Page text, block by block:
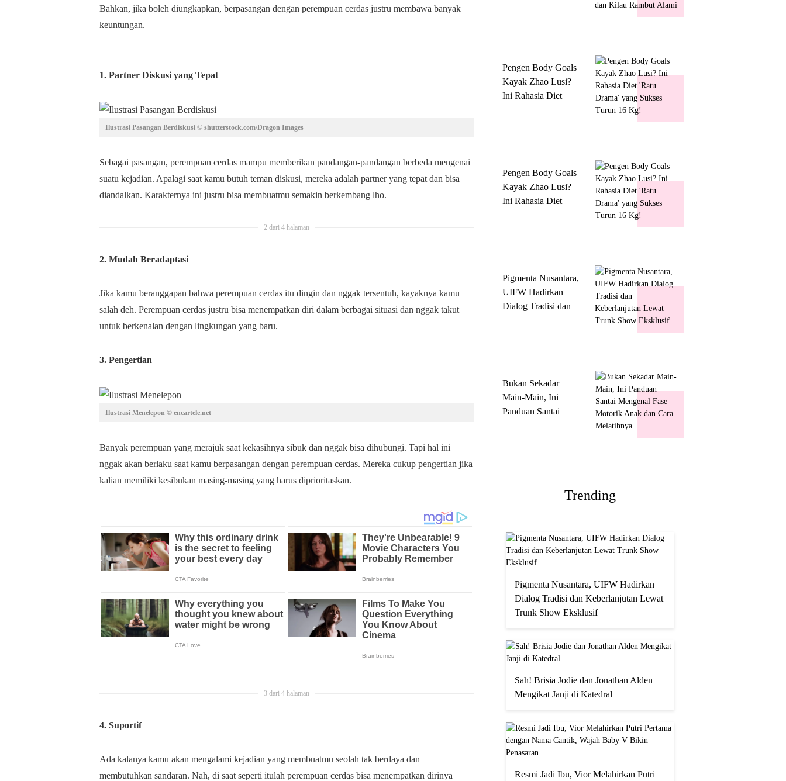
Bahkan, jika boleh diungkapkan, berpasangan dengan perempuan cerdas justru membawa banyak
keuntungan.
1. Partner Diskusi yang Tepat
Ilustrasi Pasangan Berdiskusi © shutterstock.com/Dragon Images
Sebagai pasangan, perempuan cerdas mampu memberikan pandangan-pandangan berbeda mengenai
suatu kejadian. Apalagi saat kamu butuh teman diskusi, mereka adalah partner yang tepat dan bisa
diandalkan. Karakternya ini justru bisa membuatmu semakin berkembang lho.
2 dari 4 halaman
2. Mudah Beradaptasi
Jika kamu beranggapan bahwa perempuan cerdas itu dingin dan nggak tersentuh, kayaknya kamu
salah deh. Perempuan cerdas justru bisa menempatkan diri dalam berbagai situasi dan nggak takut
untuk berkenalan dengan lingkungan yang baru.
3. Pengertian
Ilustrasi Menelepon © encartele.net
Banyak perempuan yang merajuk saat kekasihnya sibuk dan nggak bisa dihubungi. Tapi hal ini
nggak akan berlaku saat kamu berpasangan dengan perempuan cerdas. Mereka cukup pengertian jika
kalian memiliki kesibukan masing-masing yang harus diprioritaskan.
3 dari 4 halaman
4. Suportif
Ada kalanya kamu akan mengalami kejadian yang membuatmu seolah tak berdaya dan
membutuhkan sandaran. Nah, di saat seperti itulah perempuan cerdas bisa menempatkan dirinya
Pengen Body Goals
Kayak Zhao Lusi?
Ini Rahasia Diet
Pengen Body Goals
Kayak Zhao Lusi?
Ini Rahasia Diet
Pigmenta Nusantara,
UIFW Hadirkan
Dialog Tradisi dan
Bukan Sekadar
Main-Main, Ini
Panduan Santai
Trending
Pigmenta Nusantara, UIFW Hadirkan
Dialog Tradisi dan Keberlanjutan Lewat
Trunk Show Eksklusif
Sah! Brisia Jodie dan Jonathan Alden
Mengikat Janji di Katedral
Resmi Jadi Ibu, Vior Melahirkan Putri